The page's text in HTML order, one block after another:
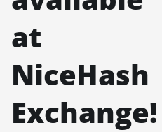
at
NiceHash
Exchange!